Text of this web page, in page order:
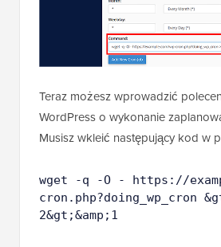
Teraz możesz wprowadzić
WordPress o wykonanie
Musisz wkleić następujący kod w
wget -q -O - https://
cron.php?doing_wp_cron
2&gt;&amp;1